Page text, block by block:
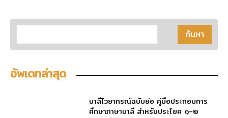
อัพเดทล่าสุด
บาลีไวยากรณ์ฉบับย่อ คู่มือประกอบการ
ศึกษาภาษาบาลี สำหรับประโยค ๑-๒